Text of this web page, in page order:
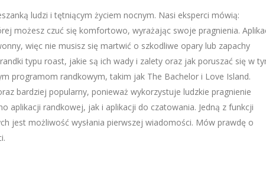
ludzi i tętniącym życiem nocnym. Nasi eksperci mówią:
możesz czuć się komfortowo, wyrażając swoje pragnienia.
więc nie musisz się martwić o szkodliwe opary lub zapachy
typu roast, jakie są ich wady i zalety oraz jak poruszać się w
programom randkowym, takim jak The Bachelor i Love Island.
bardziej popularny, ponieważ wykorzystuje ludzkie pragnienie
aplikacji randkowej, jak i aplikacji do czatowania. Jedną z funkcji
jest możliwość wysłania pierwszej wiadomości. Mów prawdę o